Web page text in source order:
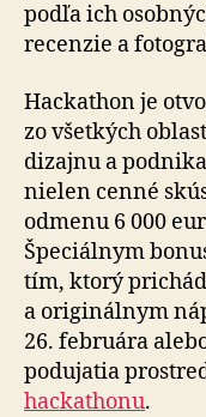
podľa ich
recenzie a
Hackathon je
zo všetkých
dizajnu a
nielen cenné
odmenu 6 000
Špeciálnym
tím, ktorý
a originálnym
26. februára
podujatia
hackathonu.